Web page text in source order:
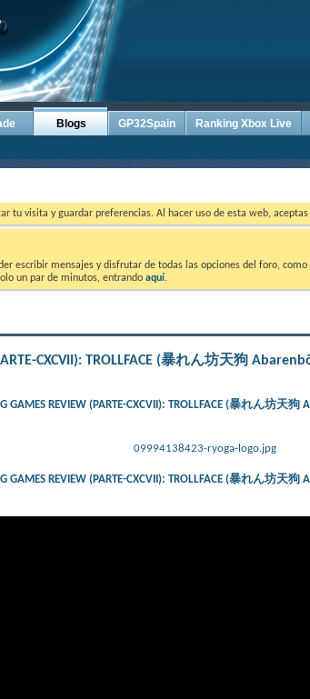
Blogs GP32Spain Ranking Xbox Live
tu visita y guardar preferencias. Al hacer uso de esta web,
escribir mensajes y disfrutar de todas las opciones del foro,
un par de minutos, entrando aquí.
CXCVII): TROLLFACE (暴れん坊天狗
GAMES REVIEW (PARTE-CXCVII): TROLLFACE (暴れん坊天
09994138423-ryoga-logo.jpg
GAMES REVIEW (PARTE-CXCVII): TROLLFACE (暴れん坊天